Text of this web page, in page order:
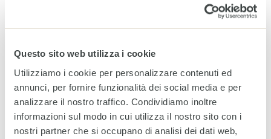
Questo sito web utilizza i cookie
Utilizziamo i cookie per personalizzare contenuti ed
annunci, per fornire funzionalità dei social media e per
analizzare il nostro traffico. Condividiamo inoltre
informazioni sul modo in cui utilizza il nostro sito con i
nostri partner che si occupano di analisi dei dati web,